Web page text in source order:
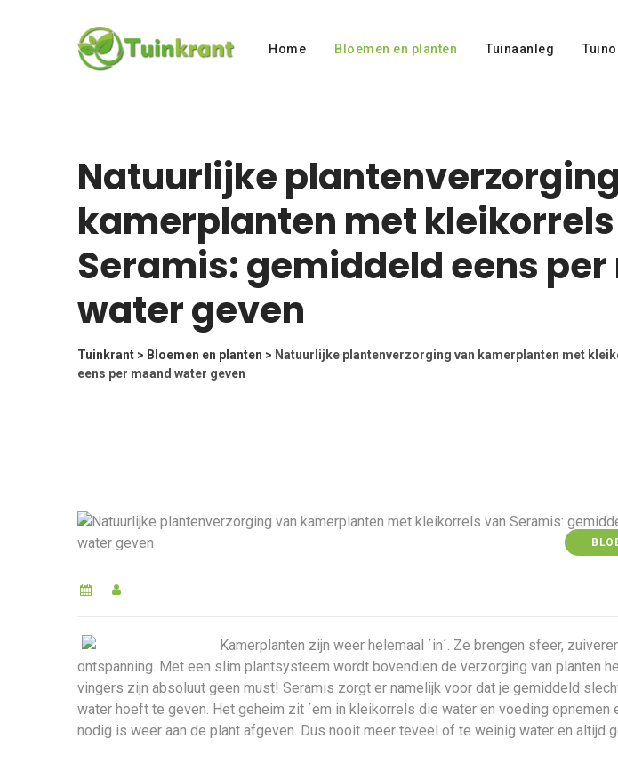
Home Bloemen en planten Tuinaanleg
Natuurlijke
kamerplanten met
Seramis: gemiddeld eens
water geven
Tuinkrant > Bloemen en planten > Natuurlijke plantenverzorging van kamerplanten met
eens per maand water geven
Kamerplanten zijn weer helemaal ´in´. Ze brengen sfeer,
ontspanning. Met een slim plantsysteem wordt bovendien de verzorging van planten
vingers zijn absoluut geen must! Seramis zorgt er namelijk voor dat je gemiddeld
water hoeft te geven. Het geheim zit ´em in kleikorrels die water en voeding opnemen
nodig is weer aan de plant afgeven. Dus nooit meer teveel of te weinig water en altijd